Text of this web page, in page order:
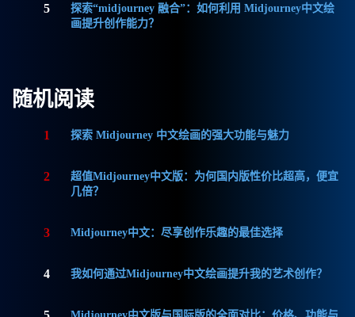
5
探索“midjourney 融合”：如何利用 Midjourney中文绘
画提升创作能力？
随机阅读
1 探索 Midjourney 中文绘画的强大功能与魅力
2
超值Midjourney中文版：为何国内版性价比超高，便宜
几倍？
3 Midjourney中文：尽享创作乐趣的最佳选择
4 我如何通过Midjourney中文绘画提升我的艺术创作？